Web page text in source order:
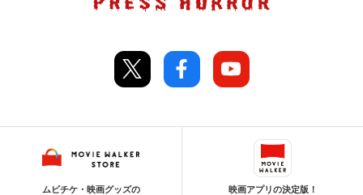
ムビチケ・映画グッズの
映画アプリの決定版！